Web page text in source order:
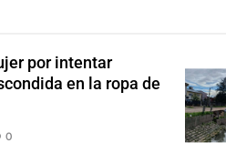
por intentar
en la ropa de
0